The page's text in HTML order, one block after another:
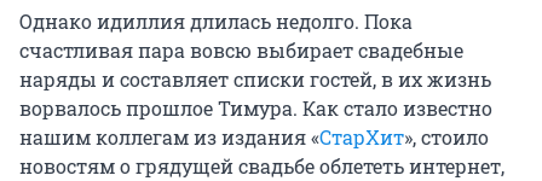
Однако идиллия длилась недолго. Пока
счастливая пара вовсю выбирает свадебные
наряды и составляет списки гостей, в их жизнь
ворвалось прошлое Тимура. Как стало известно
нашим коллегам из издания «СтарХит», стоило
новостям о грядущей свадьбе облететь интернет,